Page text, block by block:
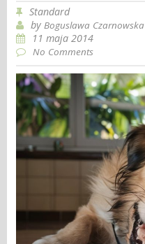
Standard
byBoguslawa Czarnowska
11 maja 2014
No Comments